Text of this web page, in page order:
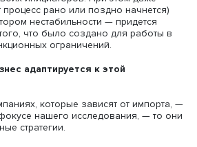
сколько времени займет
логистики?
сообщества, период
мировая экономика, будет очень
станет характерным
и ведения бизнеса, возможно, на